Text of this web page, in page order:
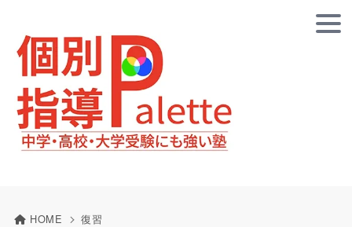
HOME 復習